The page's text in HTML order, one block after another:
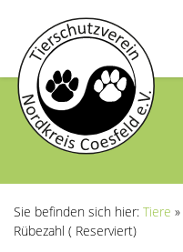
Sie befinden sich hier: Tiere »
Rübezahl ( Reserviert)